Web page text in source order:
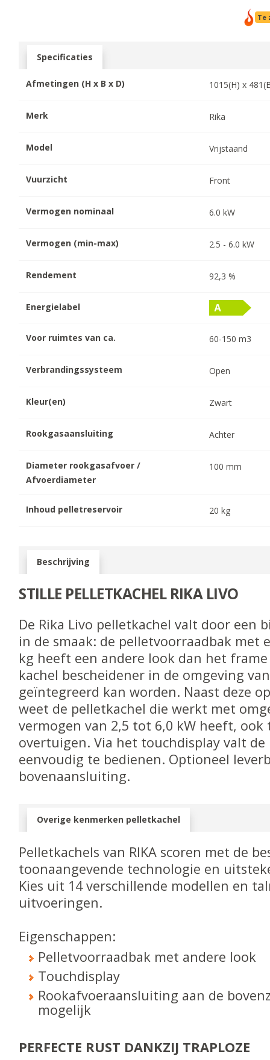
Te
Specificaties
Afmetingen (H x B x D) 1015(H) x 481
Merk Rika
Model Vrijstaand
Vuurzicht Front
Vermogen nominaal 6.0 kW
Vermogen (min-max) 2.5 -6.0 kW
Rendement 92,3 %
Energielabel
Voor ruimtes van ca. 60-150 m3
Verbrandingssysteem Open
Kleur(en) Zwart
Rookgasaansluiting Achter
Diameter rookgasafvoer /
Afvoerdiameter
100 mm
Inhoud pelletreservoir 20 kg
Beschrijving
STILLE PELLETKACHEL RIKA LIVO
De Rika Livo pelletkachel valt door een
in de smaak: de pelletvoorraadbak met
kg heeft een andere look dan het
kachel bescheidener in de omgeving
geïntegreerd kan worden. Naast deze
weet de pelletkachel die werkt met
vermogen van 2,5 tot 6,0 kW heeft, ook
overtuigen. Via het touchdisplay valt de
eenvoudig te bedienen. Optioneel
bovenaansluiting.
Overige kenmerken pelletkachel
Pelletkachels van RIKA scoren met de
toonaangevende technologie en
Kies uit 14 verschillende modellen en
uitvoeringen.
Eigenschappen:
Pelletvoorraadbak met andere look
Touchdisplay
Rookafvoeraansluiting aan de
mogelijk
PERFECTE RUST DANKZIJ TRAPLOZE